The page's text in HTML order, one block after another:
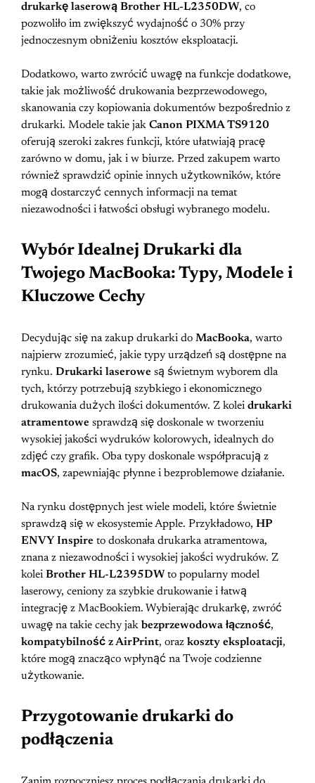
drukarkę laserową Brother HL-L2350DW, co
pozwoliło im zwiększyć wydajność o 30% przy
jednoczesnym obniżeniu kosztów eksploatacji.
Dodatkowo, warto zwrócić uwagę na funkcje dodatkowe,
takie jak możliwość drukowania bezprzewodowego,
skanowania czy kopiowania dokumentów bezpośrednio z
drukarki. Modele takie jak Canon PIXMA TS9120
oferują szeroki zakres funkcji, które ułatwiają pracę
zarówno w domu, jak i w biurze. Przed zakupem warto
również sprawdzić opinie innych użytkowników, które
mogą dostarczyć cennych informacji na temat
niezawodności i łatwości obsługi wybranego modelu.
Wybór Idealnej Drukarki dla
Twojego MacBooka: Typy, Modele i
Kluczowe Cechy
Decydując się na zakup drukarki do MacBooka, warto
najpierw zrozumieć, jakie typy urządzeń są dostępne na
rynku. Drukarki laserowe są świetnym wyborem dla
tych, którzy potrzebują szybkiego i ekonomicznego
drukowania dużych ilości dokumentów. Z kolei drukarki
atramentowe sprawdzą się doskonale w tworzeniu
wysokiej jakości wydruków kolorowych, idealnych do
zdjęć czy grafik. Oba typy doskonale współpracują z
macOS, zapewniając płynne i bezproblemowe działanie.
Na rynku dostępnych jest wiele modeli, które świetnie
sprawdzą się w ekosystemie Apple. Przykładowo, HP
ENVY Inspire to doskonała drukarka atramentowa,
znana z niezawodności i wysokiej jakości wydruków. Z
kolei Brother HL-L2395DWto popularny model
laserowy, ceniony za szybkie drukowanie i łatwą
integrację z MacBookiem. Wybierając drukarkę, zwróć
uwagę na takie cechy jak bezprzewodowa łączność,
kompatybilność z AirPrint, oraz koszty eksploatacji,
które mogą znacząco wpłynąć na Twoje codzienne
użytkowanie.
Przygotowanie drukarki do
podłączenia